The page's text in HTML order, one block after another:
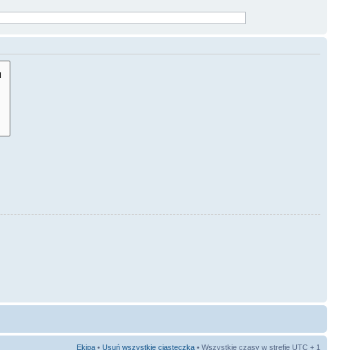
Ekipa • Usuń wszystkie ciasteczka • Wszystkie czasy w strefie UTC + 1